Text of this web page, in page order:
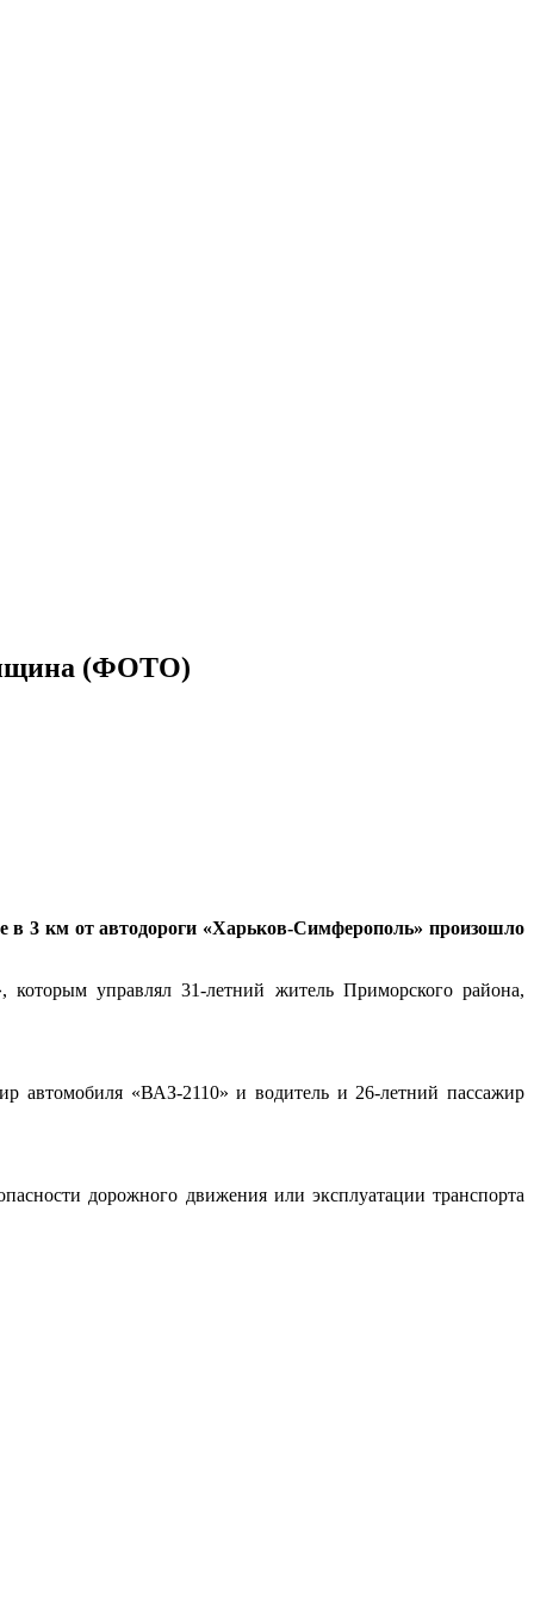
(ФОТО)
в 3 км от автодороги «Харьков-Симферополь» произошло
управлял 31-летний житель Приморского района,
автомобиля «ВАЗ-2110» и водитель и 26-летний пассажир
дорожного движения или эксплуатации транспорта